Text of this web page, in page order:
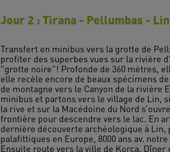
Jour 2 : Tirana - Pellumbas -
Transfert en minibus vers la grotte de
profiter des superbes vues sur la rivière
"grotte noire"! Profonde de 360 mètres,
elle recèle encore de beaux spécimens
de montagne vers le Canyon de la rivière
minibus et partons vers le village de Lin,
la rive et sur la Macédoine du Nord
frontière pour descendre vers le lac. En
dernière découverte archéologique à
palafittiques en Europe, 8000 ans av.